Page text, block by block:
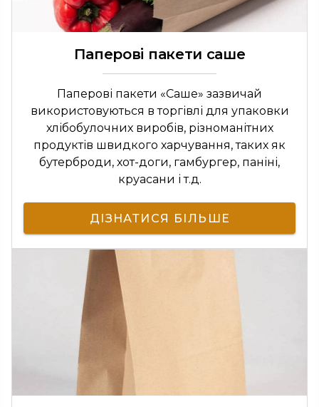
Паперові пакети саше
Паперові пакети «Саше» зазвичай
використовуються в торгівлі для упаковки
хлібобулочних виробів, різноманітних
продуктів швидкого харчування, таких як
бутерброди, хот-доги, гамбургер, паніні,
круасани і т.д.
ДІЗНАТИСЯ БІЛЬШЕ